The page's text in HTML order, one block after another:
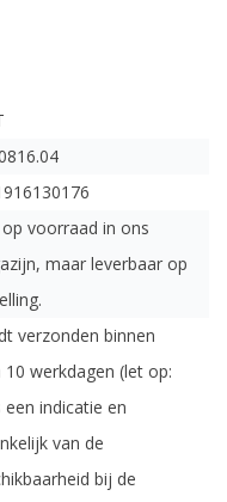
voorraad in ons
maar leverbaar op
verzonden binnen
10 werkdagen (let op:
een indicatie en
van de
bij de